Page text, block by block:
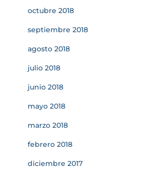
octubre 2018
septiembre 2018
agosto 2018
julio 2018
junio 2018
mayo 2018
marzo 2018
febrero 2018
diciembre 2017